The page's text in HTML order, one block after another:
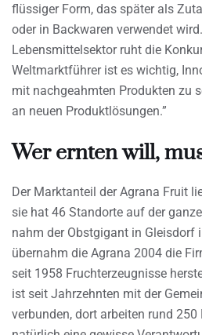
flüssiger Form, das später als
oder in Backwaren verwendet
Lebensmittelsektor ruht die
Weltmarktführer ist es wichtig,
mit nachgeahmten Produkten zu
an neuen Produktlösungen.”
Wer ernten will,
Der Marktanteil der Agrana Fruit
sie hat 46 Standorte auf der
nahm der Obstgigant in Gleisdorf
übernahm die Agrana 2004 die
seit 1958 Fruchterzeugnisse
ist seit Jahrzehnten mit der
verbunden, dort arbeiten rund